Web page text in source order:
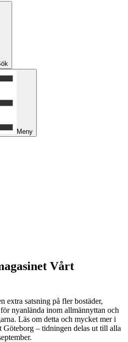
Meny
Vårt
extra satsning på fler bostäder,
nyanlända inom allmännyttan och
Läs om detta och mycket mer i
Göteborg – tidningen delas ut till alla